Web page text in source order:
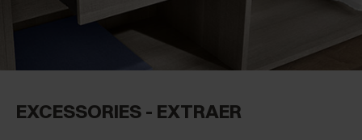
EXCESSORIES - EXTRAER